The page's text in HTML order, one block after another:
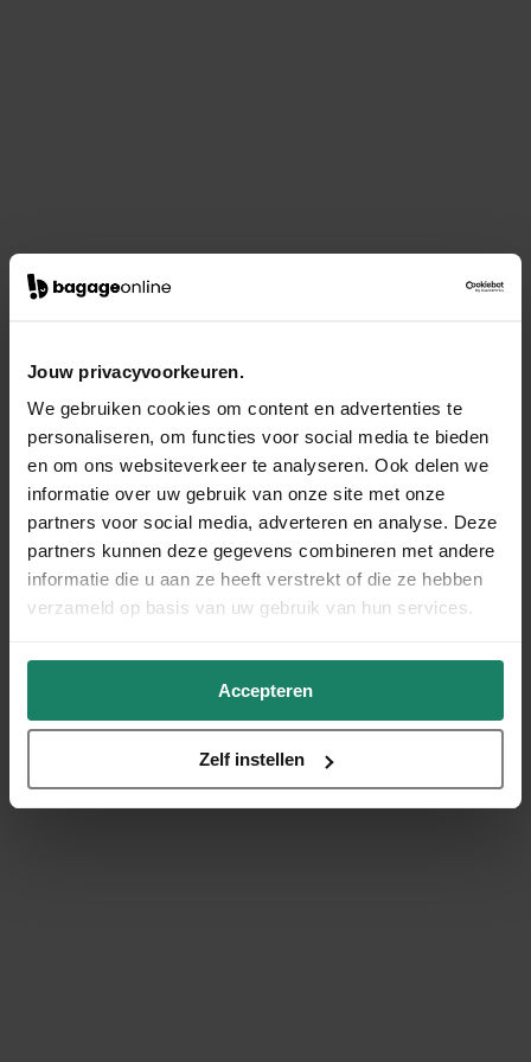
Jouw privacyvoorkeuren.
We gebruiken cookies om content en advertenties te
personaliseren, om functies voor social media te bieden
en om ons websiteverkeer te analyseren. Ook delen we
informatie over uw gebruik van onze site met onze
partners voor social media, adverteren en analyse. Deze
partners kunnen deze gegevens combineren met andere
informatie die u aan ze heeft verstrekt of die ze hebben
verzameld op basis van uw gebruik van hun services.
Accepteren
Zelf instellen